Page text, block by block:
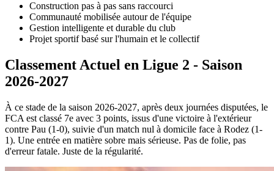
Construction pas à pas sans raccourci
Communauté mobilisée autour de l'équipe
Gestion intelligente et durable du club
Projet sportif basé sur l'humain et le collectif
Classement Actuel en Ligue 2 - Saison
2026-2027
À ce stade de la saison 2026-2027, après deux journées disputées, le
FCA est classé 7e avec 3 points, issus d'une victoire à l'extérieur
contre Pau (1-0), suivie d'un match nul à domicile face à Rodez (1-
1). Une entrée en matière sobre mais sérieuse. Pas de folie, pas
d'erreur fatale. Juste de la régularité.